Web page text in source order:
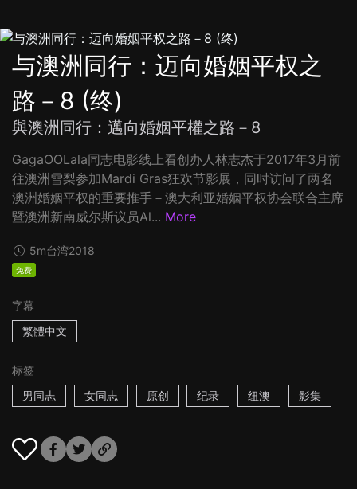
与澳洲同行：迈向婚姻平权之
路－8 (终)
與澳洲同行：邁向婚姻平權之路－8
GagaOOLala同志电影线上看创办人林志杰于2017年3月前
往澳洲雪梨参加Mardi Gras狂欢节影展，同时访问了两名
澳洲婚姻平权的重要推手－澳大利亚婚姻平权协会联合主席
暨澳洲新南威尔斯议员Al... More
5m台湾2018
免费
字幕
繁體中文
标签
男同志
女同志 原创 纪录 纽澳 影集